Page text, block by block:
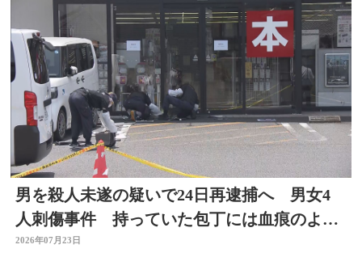
男を殺人未遂の疑いで24日再逮捕へ 男女4
人刺傷事件 持っていた包丁には血痕のよう
なもの付着
2026年07月23日